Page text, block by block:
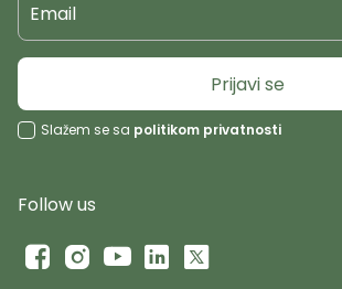
Email
Prijavi se
Slažem se sa politikom privatnosti
Follow us